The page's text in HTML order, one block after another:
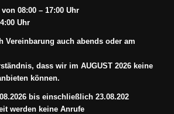
08:00 – 17:00 Uhr
Uhr
Vereinbarung auch abends oder am
dass wir im AUGUST 2026 keine
können.
bis einschließlich 23.08.202
werden keine Anrufe